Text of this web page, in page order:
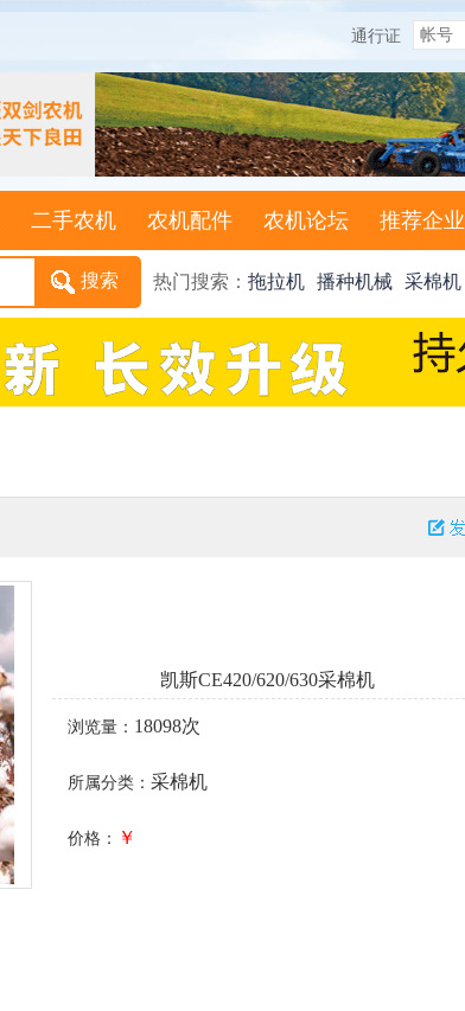
通行证
二手农机 农机配件 农机论坛 推荐企业
热门搜索： 拖拉机 播种机械 采棉机
凯斯CE420/620/630采棉机
浏览量： 18098次
所属分类： 采棉机
价格： ￥